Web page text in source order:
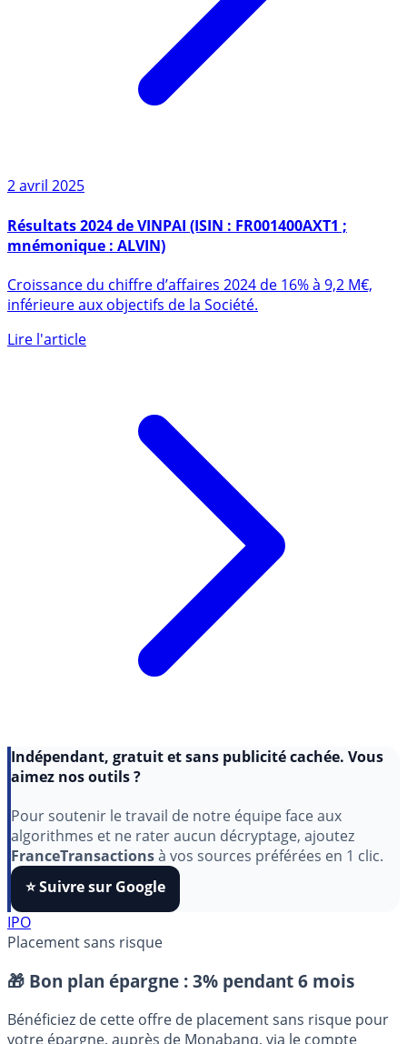
2 avril 2025
Résultats 2024 de VINPAI (ISIN : FR001400AXT1 ;
mnémonique : ALVIN)
inférieure aux objectifs de la Société.
aimez nos outils ?
Pour soutenir le travail de notre équipe face aux
algorithmes et ne rater aucun décryptage, ajoutez
FranceTransactionsà vos sources préférées en 1 clic.
⭐️ Suivre sur Google
Placement sans risque
🎁 Bon plan épargne : 3% pendant 6 mois